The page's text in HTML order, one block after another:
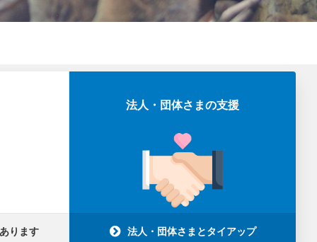
ります
法人・団体さまの支援
法人・団体さまとタイアップ